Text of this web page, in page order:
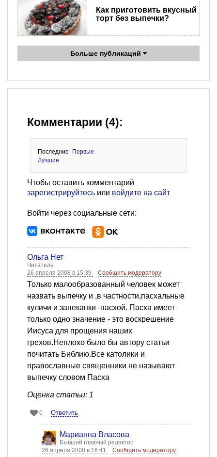
Как приготовить вкусный
торт без выпечки?
Больше публикаций
Комментарии (4):
Последние
Первые
Лучшие
Чтобы оставить комментарий
зарегистрируйтесь или войдите на сайт
Войти через социальные сети:
Ольга Нет
Читатель
26 апреля 2008 в 15:39
Сообщить модератору
Только малообразованный человек может
назвать выпечку и ,в частности,пасхальные
куличи и запеканки -пасхой. Пасха имеет
только одно значение - это воскрешение
Иисуса для прощения наших
грехов.Неплохо было бы автору статьи
почитать Библию.Все католики и
православные священники не называют
выпечку словом Пасха
Оценка статьи: 1
0 Ответить
Марианна Власова
Бывший главный редактор
26 апреля 2008 в 16:41
Сообщить модератору